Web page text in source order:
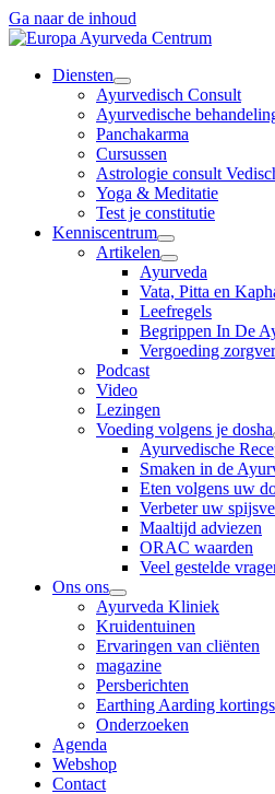
Ga naar de inhoud
Diensten
Ayurvedisch Consult
Ayurvedische
Panchakarma
Cursussen
Astrologie consult
Yoga & Meditatie
Test je constitutie
Kenniscentrum
Artikelen
Ayurveda
Vata, Pitta en
Leefregels
Begrippen In De
Vergoeding
Podcast
Video
Lezingen
Voeding volgens je dosha
Ayurvedische
Smaken in de
Eten volgens uw
Verbeter uw
Maaltijd adviezen
ORAC waarden
Veel gestelde
Ons ons
Ayurveda Kliniek
Kruidentuinen
Ervaringen van cliënten
magazine
Persberichten
Earthing Aarding
Onderzoeken
Agenda
Webshop
Contact